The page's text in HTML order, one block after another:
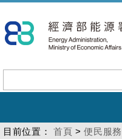
到
主
內
容
目前位置： 首頁 >便民服務